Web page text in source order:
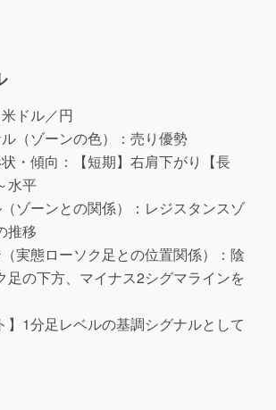
ドル／円
ル（ゾーンの色）：売り優勢
状・傾向：【短期】右肩下がり【長
水平
（ゾーンとの関係）：レジスタンスゾ
推移
（実態ローソク足との位置関係）：陰
足の下方、マイナス2シグマラインを
】1分足レベルの基調シグナルとして